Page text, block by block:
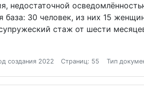
недостаточной
база: 30 человек, из них 15
стаж от шести
создания 2022 Страниц: 55 Тип